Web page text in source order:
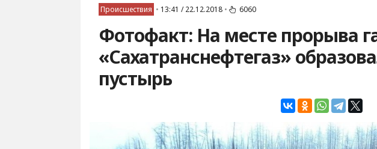
Происшествия • 13:41 / 22.12.2018 • 6060
Фотофакт: На месте прорыва
«Сахатранснефтегаз»
пустырь